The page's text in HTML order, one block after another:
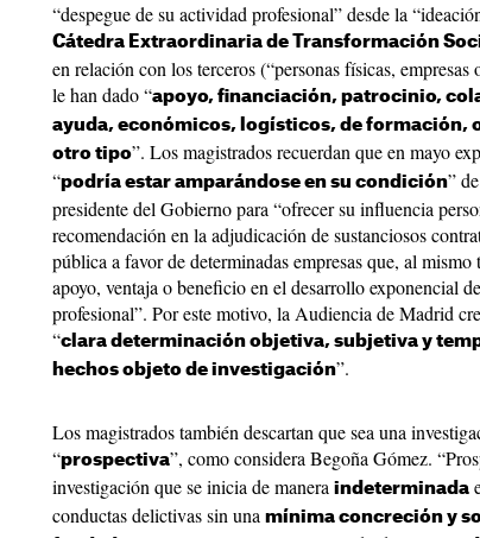
“despegue de su actividad profesional” desde la
Cátedra Extraordinaria de Transformación
en relación con los terceros (“personas físicas, empresas
le han dado “apoyo, financiación, patrocinio,
ayuda, económicos, logísticos, de formación,
otro tipo”. Los magistrados recuerdan que en mayo
“podría estar amparándose en su condición”
presidente del Gobierno para “ofrecer su influencia
recomendación en la adjudicación de sustanciosos
pública a favor de determinadas empresas que, al mismo
apoyo, ventaja o beneficio en el desarrollo exponencial
profesional”. Por este motivo, la Audiencia de Madrid
“clara determinación objetiva, subjetiva y
hechos objeto de investigación”.
Los magistrados también descartan que sea una
“prospectiva”, como considera Begoña Gómez.
investigación que se inicia de manera indeterminada
conductas delictivas sin una mínima concreción y